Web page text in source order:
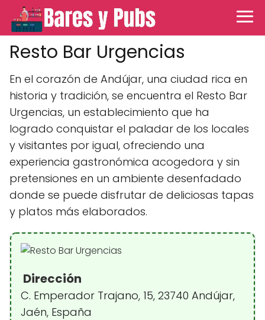
Resto Bar Urgencias
En el corazón de Andújar, una ciudad rica en
historia y tradición, se encuentra el Resto Bar
Urgencias, un establecimiento que ha
logrado conquistar el paladar de los locales
y visitantes por igual, ofreciendo una
experiencia gastronómica acogedora y sin
pretensiones en un ambiente desenfadado
donde se puede disfrutar de deliciosas tapas
y platos más elaborados.
Dirección
C. Emperador Trajano, 15, 23740 Andújar,
Jaén, España